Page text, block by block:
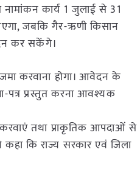
कार्य 1 जुलाई से 31
जबकि गैर-ऋणी किसान
कर सकेंगे।
करवाना होगा। आवेदन के
पत्र प्रस्तुत करना आवश्यक
तथा प्राकृतिक आपदाओं से
कहा कि राज्य सरकार एवं जिला